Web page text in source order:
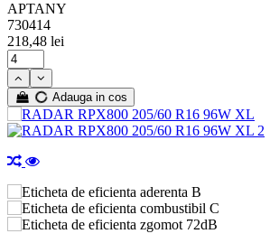
APTANY
730414
218,48 lei
Adauga in cos
B
C
72dB